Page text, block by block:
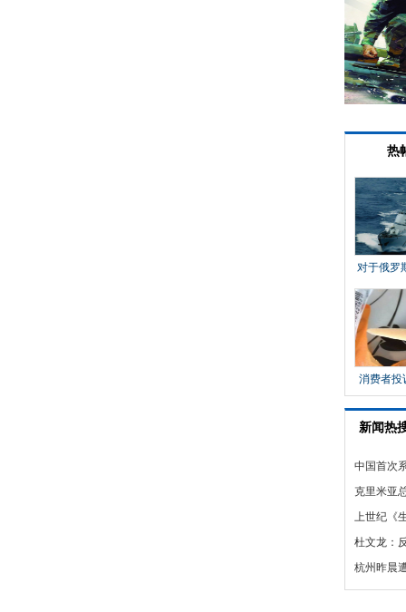
新闻热
中国首次
岛航空监
克里米亚
漂亮
上世纪《
时尚女郎
杜文龙：
成熟 航母
杭州昨晨
晚前后雾